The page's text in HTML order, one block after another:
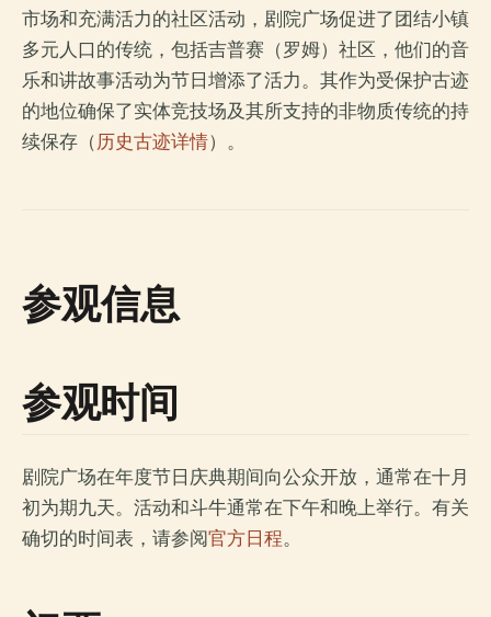
市场和充满活力的社区活动，剧院广场促进了团结小镇
多元人口的传统，包括吉普赛（罗姆）社区，他们的音
乐和讲故事活动为节日增添了活力。其作为受保护古迹
的地位确保了实体竞技场及其所支持的非物质传统的持
续保存（ 历史古迹详情）。
参观信息
参观时间
剧院广场在年度节日庆典期间向公众开放，通常在十月
初为期九天。活动和斗牛通常在下午和晚上举行。有关
确切的时间表，请参阅官方日程。